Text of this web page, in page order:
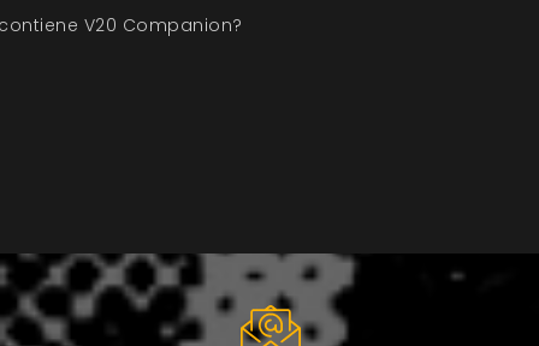
V20 Companion?